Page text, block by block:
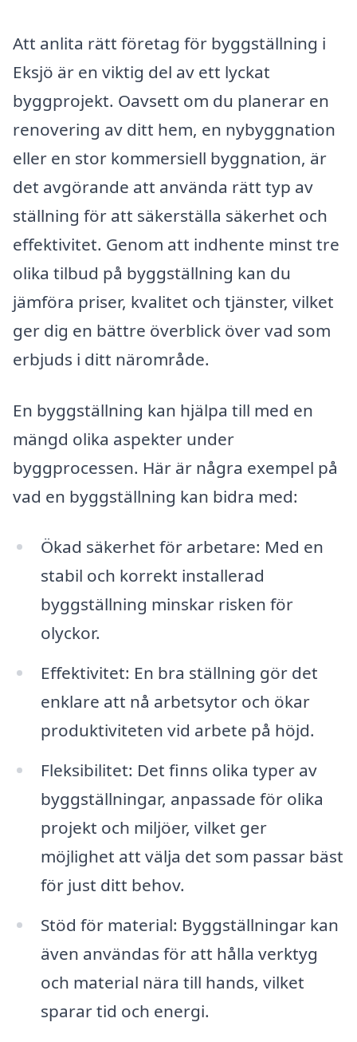
Att anlita rätt företag för byggställning i
Eksjö är en viktig del av ett lyckat
byggprojekt. Oavsett om du planerar en
renovering av ditt hem, en nybyggnation
eller en stor kommersiell byggnation, är
det avgörande att använda rätt typ av
ställning för att säkerställa säkerhet och
effektivitet. Genom att indhente minst tre
olika tilbud på byggställning kan du
jämföra priser, kvalitet och tjänster, vilket
ger dig en bättre överblick över vad som
erbjuds i ditt närområde.
En byggställning kan hjälpa till med en
mängd olika aspekter under
byggprocessen. Här är några exempel på
vad en byggställning kan bidra med:
Ökad säkerhet för arbetare: Med en
stabil och korrekt installerad
byggställning minskar risken för
olyckor.
Effektivitet: En bra ställning gör det
enklare att nå arbetsytor och ökar
produktiviteten vid arbete på höjd.
Fleksibilitet: Det finns olika typer av
byggställningar, anpassade för olika
projekt och miljöer, vilket ger
möjlighet att välja det som passar bäst
för just ditt behov.
Stöd för material: Byggställningar kan
även användas för att hålla verktyg
och material nära till hands, vilket
sparar tid och energi.